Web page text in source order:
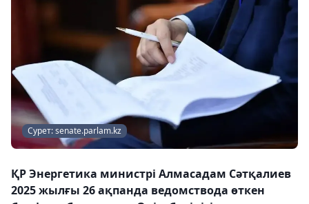
Сурет: senate.parlam.kz
ҚР Энергетика министрі Алмасадам Сәтқалиев
2025 жылғы 26 ақпанда ведомствода өткен